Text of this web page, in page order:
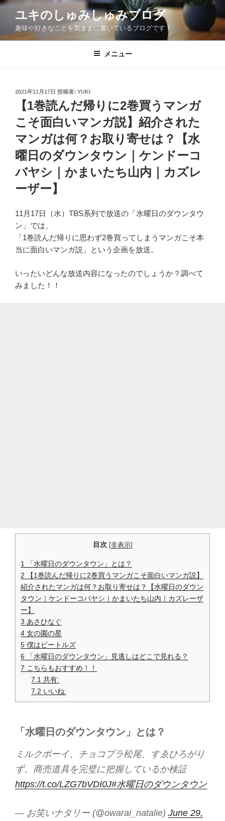
コ
ン
ユキのしゅみしゅみブログ
趣味や好きなことを気ままに書いているブログです！
メニュー
投
2021年11月17日 投稿者: YUKI
【1巻読んだ帰りに2巻買うマンガ
こそ面白いマンガ説】紹介された
マンガは何？お取り寄せは？【水
曜日のダウンタウン｜ケンドーコ
バヤシ｜かまいたち山内｜カズレ
ーザー】
11月17日（水）TBS系列で放送の「水曜日のダウンタウ
ン」では、
「1巻読んだ帰りに思わず2巻買ってしまうマンガこそ本
当に面白いマンガ説」という企画を放送。
いったいどんな放送内容になったのでしょうか？調べて
みました！！
目次 [非表示]
1
「水曜日のダウンタウン」とは？
2 【1巻読んだ帰りに2巻買うマンガこそ面白いマンガ説】
紹介されたマンガは何？お取り寄せは？【水曜日のダウン
タウン｜ケンドーコバヤシ｜かまいたち山内｜カズレーザ
ー】
3 あさひなぐ
4 女の園の星
5 僕はビートルズ
6 「水曜日のダウンタウン」見逃しはどこで見れる？
7 こちらもおすすめ！！
7.1 共有:
7.2 いいね:
「水曜日のダウンタウン」とは？
ミルクボーイ、チョコプラ松尾、すゑひろがり
ず、商売道具を完璧に把握しているか検証
https://t.co/LZG7bVDI0J#水曜日のダウンタウン
— お笑いナタリー (@owarai_natalie) June 29,